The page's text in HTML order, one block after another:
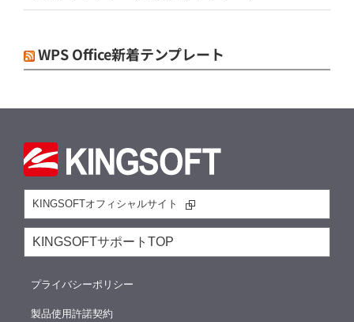
WPS Office新着テンプレート
KINGSOFTオフィシャルサイト
KINGSOFTサポートTOP
プライバシーポリシー
製品使用許諾契約